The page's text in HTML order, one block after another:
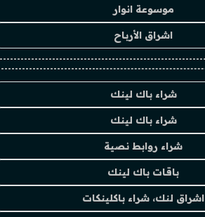
موسوعة انوار
اشراق الأرباح
شراء باك لينك
شراء باك لينك
شراء روابط نصية
باقات باك لينك
اشراق لنك، شراء باكلينكات